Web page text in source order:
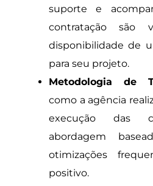
suporte e
contratação são
disponibilidade de
para seu projeto.
Metodologia de
como a agência
execução das
abordagem
otimizações
positivo.